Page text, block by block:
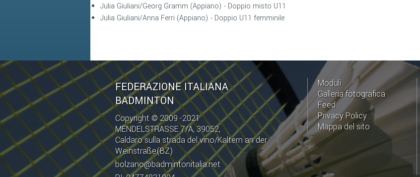
Julia Giuliani/Georg Gramm (Appiano) - Doppio misto U11
Julia Giuliani/Anna Ferri (Appiano) - Doppio U11 femminile
FEDERAZIONE ITALIANA
BADMINTON
Copyright © 2009 -2021
MENDELSTRASSE 7/A, 39052,
Caldaro sulla strada del vino/Kaltern an der
Weinstraße(BZ)
bolzano@badmintonitalia.net
Moduli
Galleria fotografica
Feed
Privacy Policy
Mappa del sito